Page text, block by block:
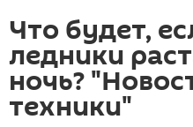
Что будет,
ледники
ночь?
техники"